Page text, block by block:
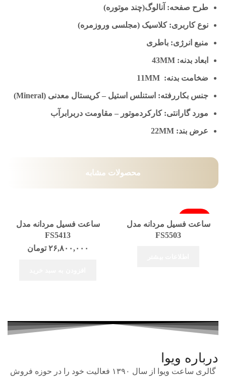
طرح صفحه: آنالوگ(چند موتوره)
نوع کاربری: کلاسیک (مجلسی وروزمره)
منبع انرژی: باطری
ابعاد بدنه: 43MM
ضخامت بدنه: 11MM
جنس بکاررفته: استنلس استیل – کریستال معدنی (Mineral)
مورد گارانتی: کارکردموتور – مقاومت دربرابرآب
عرض بند: 22MM
محصولات مشابه
فروخته شد
ساعت فسیل مردانه مدل
FS5503
ساعت فسیل مردانه مدل
FS5413
۲۶,۸۰۰,۰۰۰ تومان
درباره ویوا
گالری ساعت ویوا از سال ۱۳۹۰ فعالیت خود را در حوزه فروش